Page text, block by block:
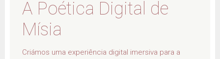
A Poética Digital de
Mísia
Criámos uma experiência digital imersiva para a